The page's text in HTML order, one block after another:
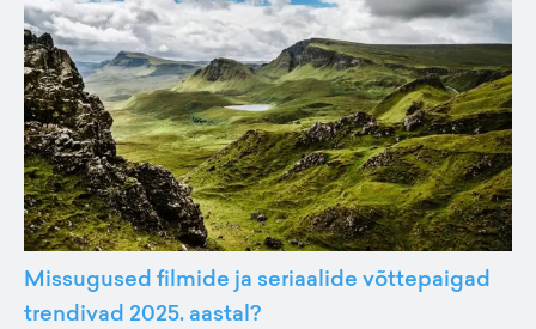
Missugused filmide ja seriaalide võttepaigad
trendivad 2025. aastal?